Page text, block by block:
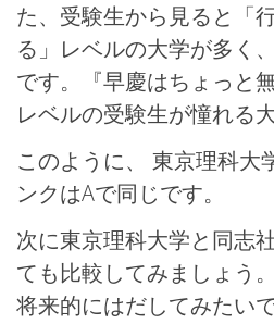
た、受験生から見ると「
る」レベルの大学が多く
です。『早慶はちょっと
レベルの受験生が憧れる
このように、 東京理科大
ンクはAで同じです。
次に東京理科大学と同志
ても比較してみましょう
将来的にはだしてみたいで